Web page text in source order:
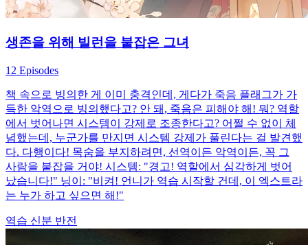
생존을 위해 빌런을 붙잡은 그녀
12 Episodes
책 속으로 빙의한 게 이미 충격인데, 게다가 죽음 플래그가 가
득한 악역으로 빙의했다고? 안 돼, 죽음은 피해야 해! 뭐? 역할
에서 벗어나면 시스템이 강제로 조종한다고? 어쩔 수 없이 체
념했는데, 누군가를 만지면 시스템 강제가 풀린다는 걸 발견했
다. 다행이다! 목숨을 부지하려면, 선역이든 악역이든, 꼭 그
사람을 붙잡을 거야! 시스템: "경고! 역할에서 심각하게 벗어
났습니다!" 닝이: "비켜! 언니가 역습 시작할 건데, 이 엑스트라
는 누가 하고 싶으면 해!"
역습 신분 반전